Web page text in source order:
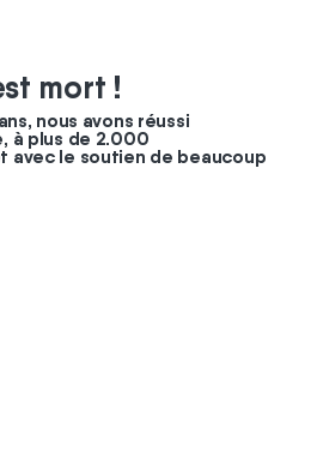
mort !
nous avons réussi
à plus de 2.000
avec le soutien de beaucoup